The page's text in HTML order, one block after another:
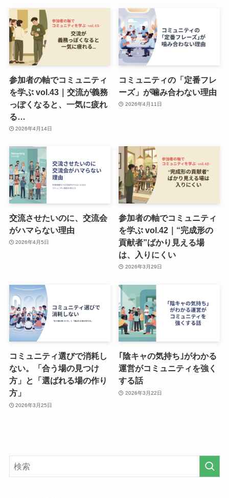
参加者の軸でコミュニティ
を学ぶ vol.43｜交流が義務
っぽくなると、一気に疲れ
る…
2026年4月14日
コミュニティの「定番フレ
ーズ」が噛み合わない理由
2026年4月11日
交流させたいのに、交流会
がハマらない理由
2026年4月5日
参加者の軸でコミュニティ
を学ぶ vol.42｜“完成形の
貢献者”ばかり見える場
は、入りにくい
2026年3月29日
コミュニティ選びで消耗し
ない。「合う場の見つけ
方」と「選ばれる場の作り
方」
2026年3月25日
｢陰キャの気持ち｣がわかる
運営がコミュニティを強く
する話
2026年3月22日